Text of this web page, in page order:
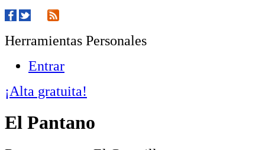
Herramientas Personales
Entrar
¡Alta gratuita!
El Pantano